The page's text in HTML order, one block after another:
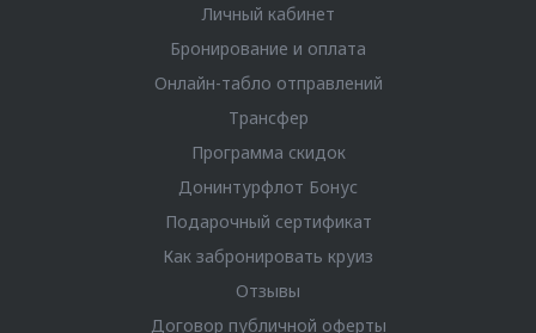
Личный кабинет
Бронирование и оплата
Онлайн-табло отправлений
Трансфер
Программа скидок
Донинтурфлот Бонус
Подарочный сертификат
Как забронировать круиз
Отзывы
Договор публичной оферты